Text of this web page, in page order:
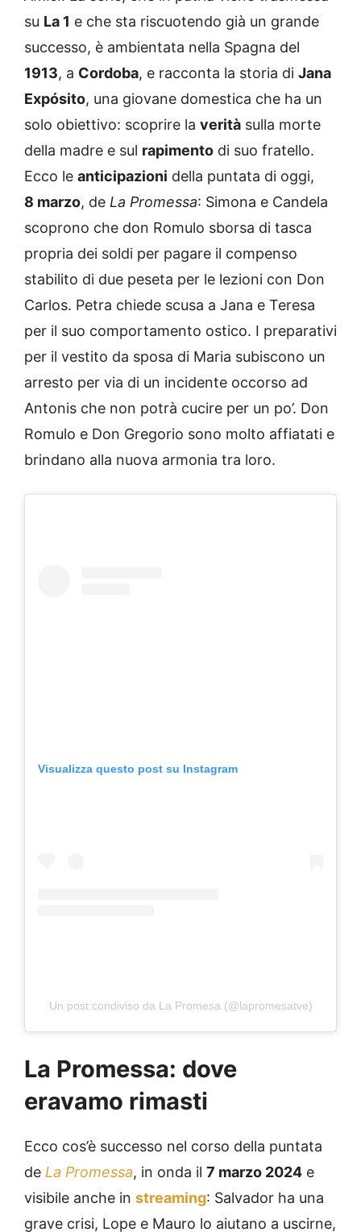
su La 1 e che sta riscuotendo già un grande
successo, è ambientata nella Spagna del
1913, a Cordoba, e racconta la storia di Jana
Expósito, una giovane domestica che ha un
solo obiettivo: scoprire la verità sulla morte
della madre e sul rapimento di suo fratello.
Ecco le anticipazioni della puntata di oggi,
8 marzo, de La Promessa: Simona e Candela
scoprono che don Romulo sborsa di tasca
propria dei soldi per pagare il compenso
stabilito di due peseta per le lezioni con Don
Carlos. Petra chiede scusa a Jana e Teresa
per il suo comportamento ostico. I preparativi
per il vestito da sposa di Maria subiscono un
arresto per via di un incidente occorso ad
Antonis che non potrà cucire per un po’. Don
Romulo e Don Gregorio sono molto affiatati e
brindano alla nuova armonia tra loro.
Visualizza questo post su Instagram
Un post condiviso da La Promesa (@lapromesatve)
La Promessa: dove
eravamo rimasti
Ecco cos’è successo nel corso della puntata
de La Promessa, in onda il 7 marzo 2024 e
visibile anche in streaming: Salvador ha una
grave crisi, Lope e Mauro lo aiutano a uscirne,